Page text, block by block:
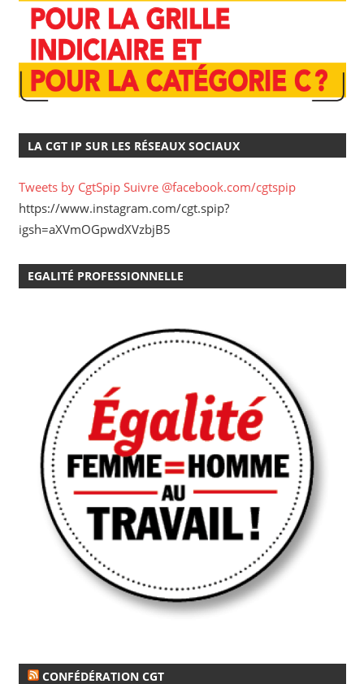
LA CGT IP SUR LES RÉSEAUX SOCIAUX
Tweets by CgtSpip Suivre @facebook.com/cgtspip
https://www.instagram.com/cgt.spip?
igsh=aXVmOGpwdXVzbjB5
EGALITÉ PROFESSIONNELLE
CONFÉDÉRATION CGT